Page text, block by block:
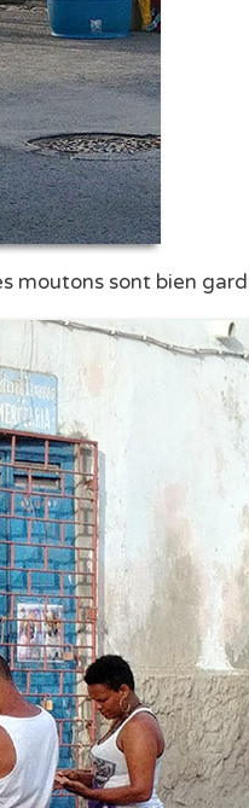
moutons sont bien